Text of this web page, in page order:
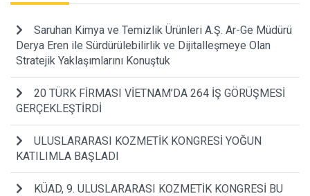
Saruhan Kimya ve Temizlik Ürünleri A.Ş. Ar-Ge Müdürü
Derya Eren ile Sürdürülebilirlik ve Dijitalleşmeye Olan
Stratejik Yaklaşımlarını Konuştuk
20 TÜRK FİRMASI VİETNAM’DA 264 İŞ GÖRÜŞMESİ
GERÇEKLEŞTİRDİ
ULUSLARARASI KOZMETİK KONGRESİ YOĞUN
KATILIMLA BAŞLADI
KÜAD, 9. ULUSLARARASI KOZMETİK KONGRESİ BU